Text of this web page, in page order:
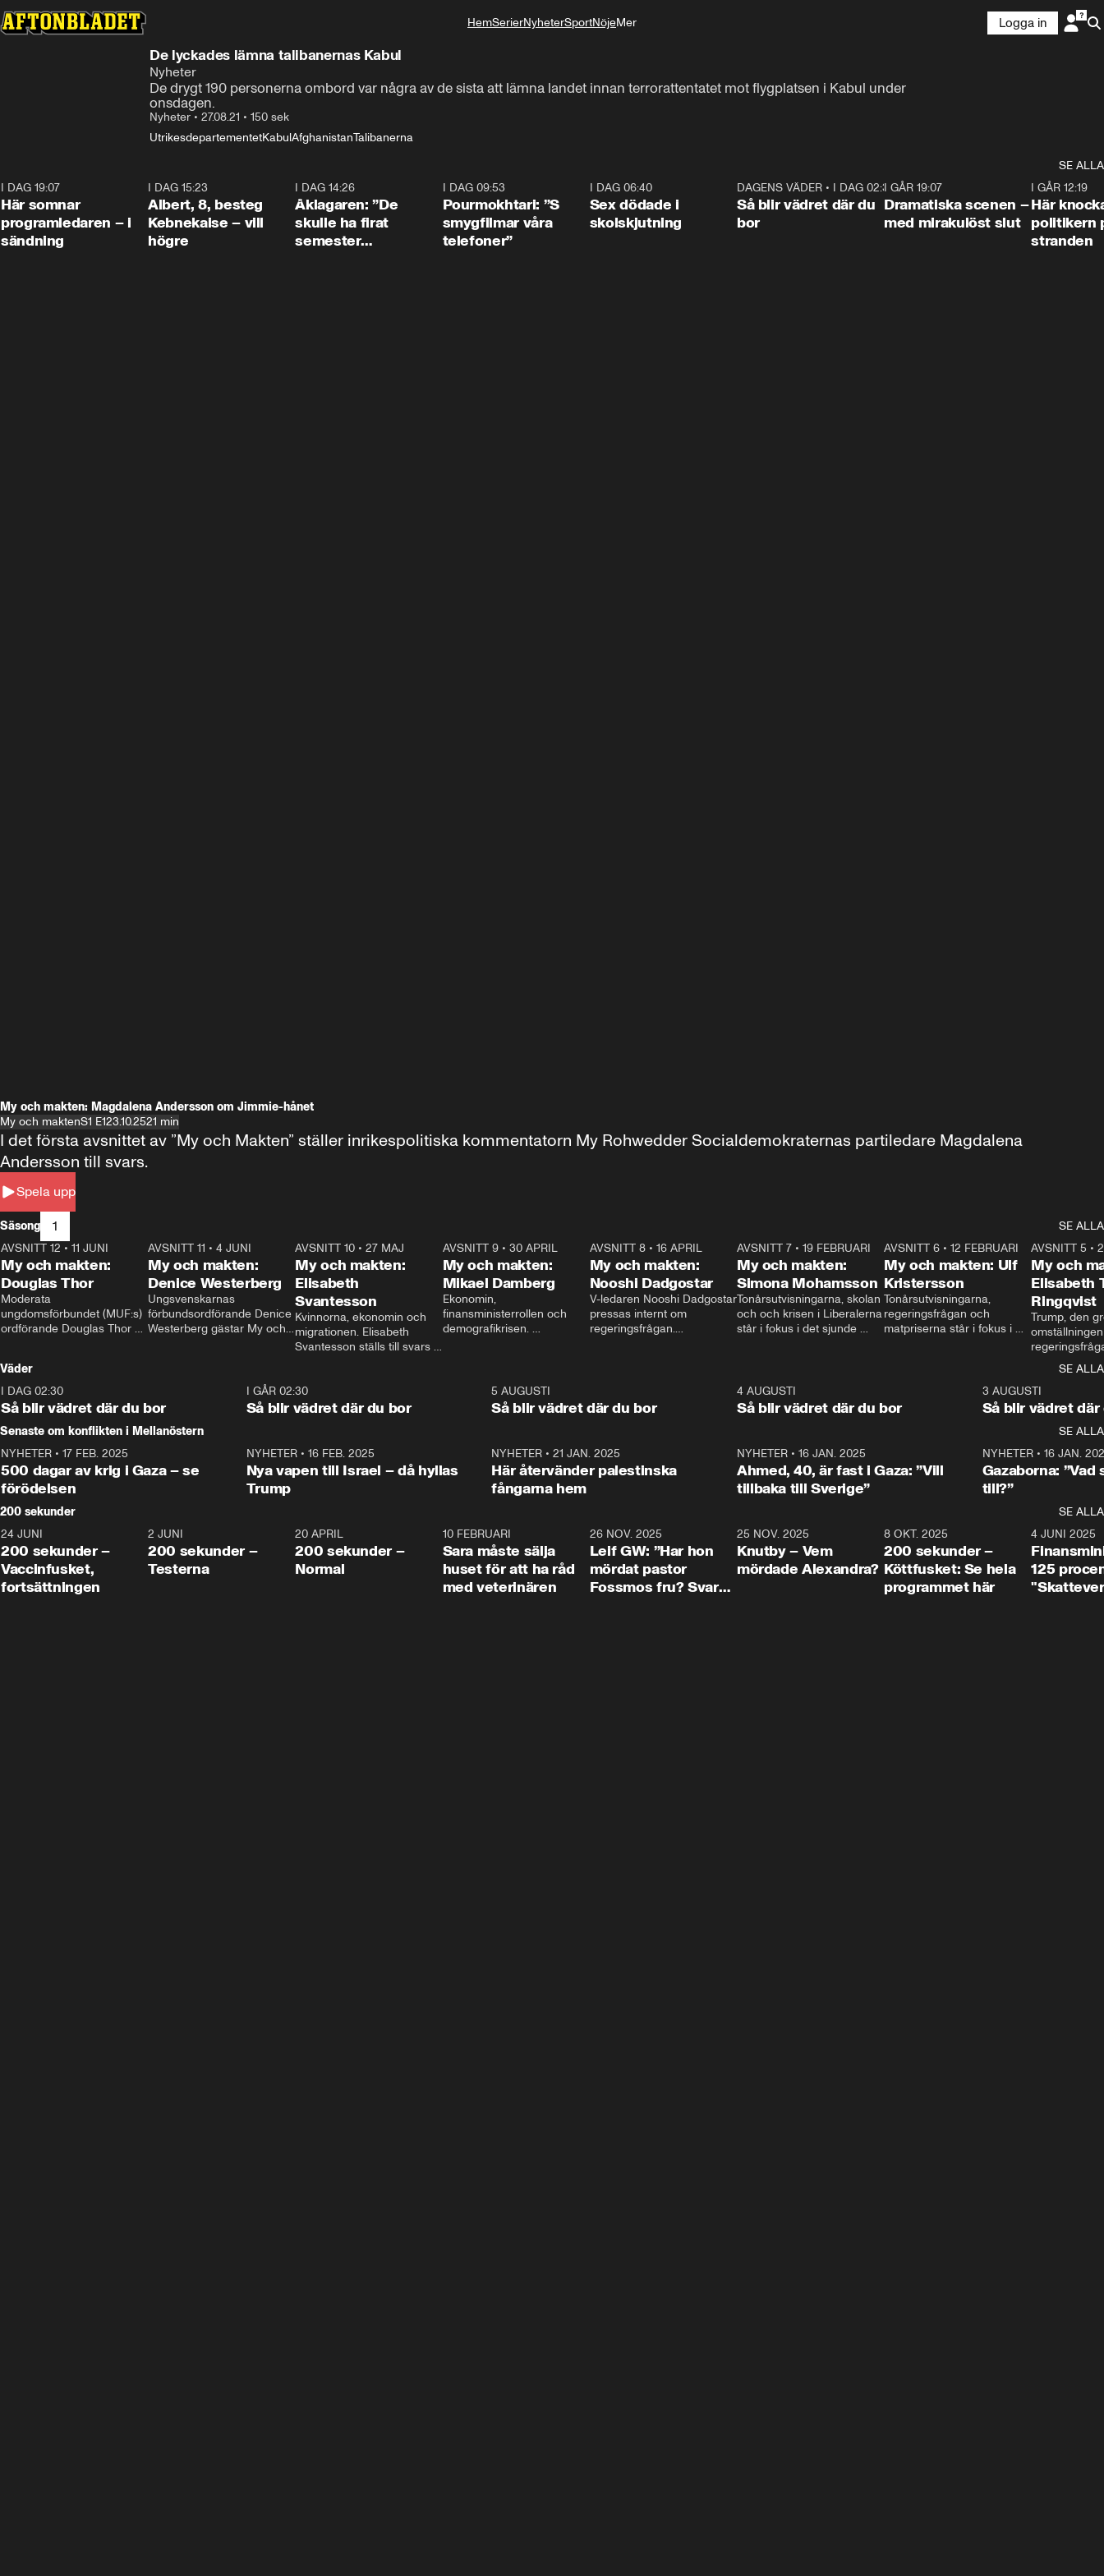
HemSerierNyheterSportNöjeMer
Logga in
De lyckades lämna talibanernas Kabul
Nyheter
De drygt 190 personerna ombord var några av de sista att lämna landet innan terrorattentatet mot flygplatsen i Kabul under
onsdagen.
Nyheter • 27.08.21 • 150 sek
UtrikesdepartementetKabulAfghanistanTalibanerna
SE ALLA
I DAG 19:07
Här somnar
programledaren – i
sändning
I DAG 15:23
Albert, 8, besteg
Kebnekaise – vill
högre
I DAG 14:26
Åklagaren: ”De
skulle ha firat
semester
I DAG 09:53
Pourmokhtari: ”S
smygfilmar våra
telefoner”
I DAG 06:40
Sex dödade i
skolskjutning
1:06
DAGENS VÄDER• I DAG 02:30
Så blir vädret där du
bor
I GÅR 19:07
Dramatiska scenen –
med mirakulöst slut
I GÅR 12:19
Här
politikern
stranden
My och makten: Magdalena Andersson om Jimmie-hånet
My och maktenS1 E123.10.2521 min
Spela upp
I det första avsnittet av ”My och Makten” ställer inrikespolitiska kommentatorn My Rohwedder Socialdemokraternas partiledare Magdalena
Andersson till svars.
Säsong 1
SE ALLA
26:27
AVSNITT 12 • 11 JUNI
My och makten:
Douglas Thor
Moderata
ungdomsförbundet (MUF:s)
ordförande Douglas Thor
tonårsutvisningarna och hur
Moderaterna ska locka
väljare till valet i höst.
23:40
AVSNITT 11 •4 JUNI
My och makten:
Denice Westerberg
Ungsvenskarnas
förbundsordförande Denice
Westerberg gästar My och
AVSNITT 10 •27 MAJ
My och makten:
Elisabeth
Svantesson
Kvinnorna, ekonomin och
migrationen. Elisabeth
Svantesson ställs till svars
AVSNITT 9• 30 APRIL
My och makten:
Mikael Damberg
Ekonomin,
finansministerrollen och
demografikrisen.
och Makten.
AVSNITT 8• 16 APRIL
My och makten:
Nooshi Dadgostar
V-ledaren Nooshi Dadgostar
pressas internt om
regeringsfrågan.
– Vi ställer upp i val. Ska vi
vara med så sitter vi förstås
24:30
AVSNITT 7• 19 FEBRUARI
My och makten:
Simona Mohamsson
Tonårsutvisningarna, skolan
och och krisen i Liberalerna
står i fokus i det sjunde
kommentator My
Rohwedder ställer
utbildnings- och
Mohamsson till svars.
27:30
AVSNITT 6 •12 FEBRUARI
My och makten: Ulf
Kristersson
Tonårsutvisningarna,
regeringsfrågan och
matpriserna står i fokus i
Rohwedder ställer
statsminister Ulf Kristersson
AVSNITT 5 •
My och
Elisabeth
Ringqvist
Trump, den
centrum i
avsnittet av
Makten”. Se
Aftonbladets
Rohwedder
Thand Ring
Väder
SE ALLA
I DAG 02:30
Så blir vädret där du bor
1:06
I GÅR 02:30
Så blir vädret där du bor
5 AUGUSTI
Så blir vädret där du bor
4 AUGUSTI
Så blir vädret där du bor
3 AUGUSTI
Så blir vädret där
Senaste om konflikten i Mellanöstern
SE ALLA
NYHETER • 17 FEB. 2025
500 dagar av krig i Gaza – se
förödelsen
NYHETER• 16 FEB. 2025
Nya vapen till Israel – då hyllas
Trump
NYHETER •21 JAN. 2025
Här återvänder palestinska
fångarna hem
NYHETER• 16 JAN. 2025
Ahmed, 40, är fast i Gaza: ”Vill
tillbaka till Sverige”
NYHETER• 16 JAN.
Gazaborna:
till?”
200 sekunder
SE ALLA
5:00
24 JUNI
200 sekunder –
Vaccinfusket,
fortsättningen
4:23
2 JUNI
200 sekunder –
Testerna
20 APRIL
200 sekunder –
Normal
10 FEBRUARI
Sara måste sälja
huset för att ha råd
med veterinären
26 NOV. 2025
Leif GW: ”Har hon
mördat pastor
Fossmos fru? Svar
31:05
25 NOV. 2025
Knutby – Vem
mördade Alexandra?
4:29
8 OKT. 2025
200 sekunder –
Köttfusket: Se hela
programmet här
4 JUNI 2025
125